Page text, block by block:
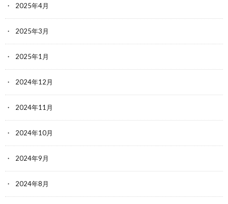
2025年4月
2025年3月
2025年1月
2024年12月
2024年11月
2024年10月
2024年9月
2024年8月